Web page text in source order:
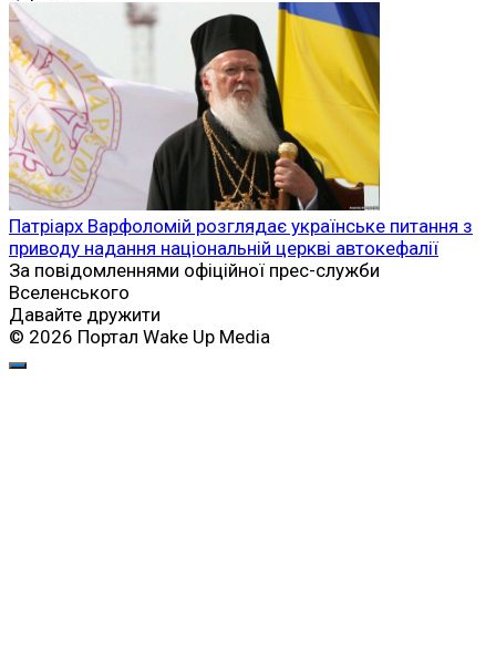
Патріарх Варфоломій розглядає українське питання з
приводу надання національній церкві автокефалії
За повідомленнями офіційної прес-служби
Вселенського
Давайте дружити
© 2026 Портал Wake Up Media